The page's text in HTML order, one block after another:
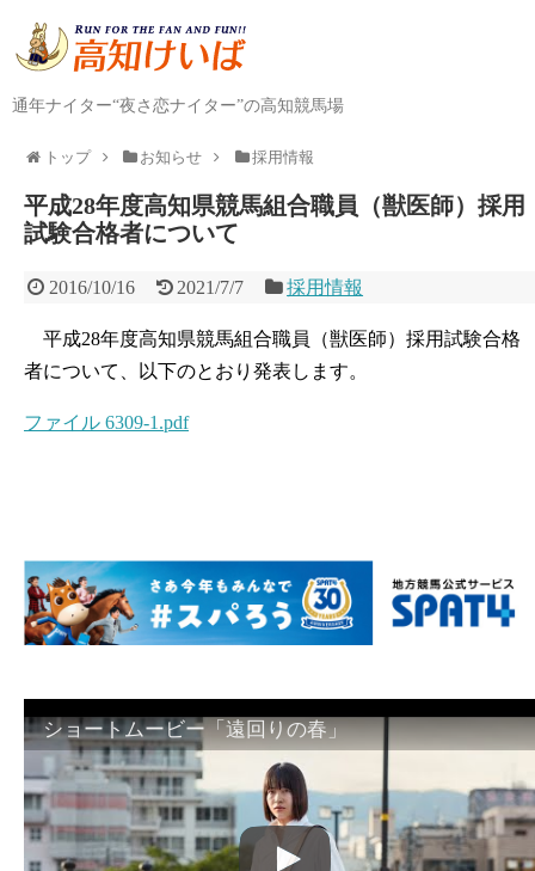
通年ナイター“夜さ恋ナイター”の高知競馬場
トップ お知らせ 採用情報
平成28年度高知県競馬組合職員（獣医師）採用
試験合格者について
2016/10/16 2021/7/7 採用情報
平成28年度高知県競馬組合職員（獣医師）採用試験合格
者について、以下のとおり発表します。
ファイル 6309-1.pdf
ショートムービー「遠回りの春」